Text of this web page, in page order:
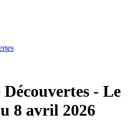
- Le
8 avril 2026